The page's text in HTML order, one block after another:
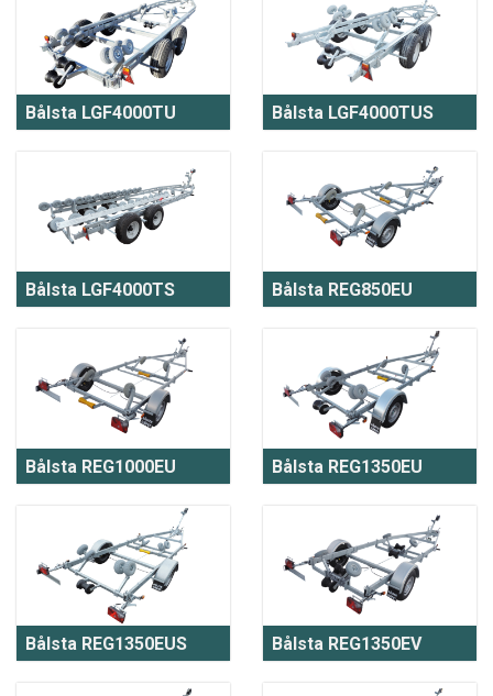
Bålsta LGF4000TU Bålsta LGF4000TUS
Bålsta LGF4000TS Bålsta REG850EU
Bålsta REG1000EU Bålsta REG1350EU
Bålsta REG1350EUS Bålsta REG1350EV